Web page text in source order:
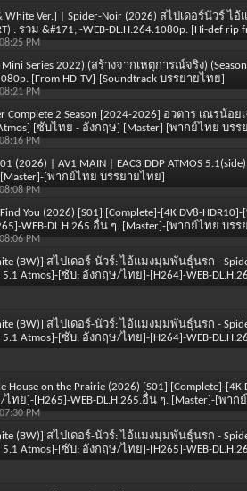
White Ver.] | Spider-Noir (2026) สไปเดอร์นัวร์
: รวม &#171; -WEB-DL.H.264.1080p. [Hi-def
PM
Mini Series 2022) (สร้างจากเหตุการณ์จริง)
[From HD-TV]-[Soundtrack บรรยายไทย]
PM
Complete 2 Season [2024-2026] อวตาร เณรน้
Atmos] [ซับไทย - อังกฤษ] [Master] [พากย์ไทย บรร
PM
(2026) | AV1 MAIN | EAC3 DDP ATMOS
[Master]-[พากย์ไทย บรรยายไทย]
PM
You (2026) [S01] [Complete]-[4K DV8-
WEB-DL.H.265.อื่น ๆ. [Master]-[พากย์ไทย บรร
PM
(BW)] สไปเดอร์-นัวร์: ไอ้แมงมุมพันธุ์นรก -
Atmos]-[ซับ: อังกฤษ/ไทย]-[H264]-WEB-
(BW)] สไปเดอร์-นัวร์: ไอ้แมงมุมพันธุ์นรก -
Atmos]-[ซับ: อังกฤษ/ไทย]-[H264]-WEB-
on the Prairie (2026) [S01] [Complete]-
ทย]-[H265]-WEB-DL.H.265.อื่น ๆ. [Master]-[พา
PM
(BW)] สไปเดอร์-นัวร์: ไอ้แมงมุมพันธุ์นรก -
Atmos]-[ซับ: อังกฤษ/ไทย]-[H265]-WEB-